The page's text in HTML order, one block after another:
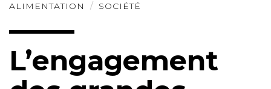
ALIMENTATION SOCIÉTÉ
L’engagement